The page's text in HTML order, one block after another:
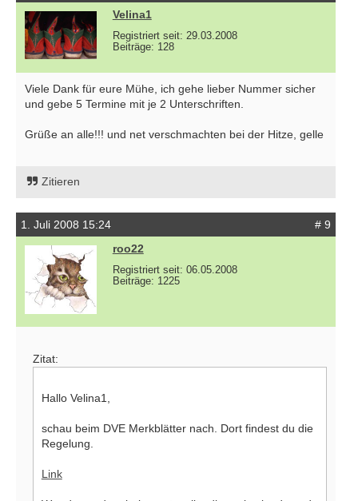
Velina1
Registriert seit: 29.03.2008
Beiträge: 128
Viele Dank für eure Mühe, ich gehe lieber Nummer sicher
und gebe 5 Termine mit je 2 Unterschriften.
Grüße an alle!!! und net verschmachten bei der Hitze, gelle
Zitieren
1. Juli 2008 15:24
# 9
roo22
Registriert seit: 06.05.2008
Beiträge: 1225
Zitat:
Hallo Velina1,
schau beim DVE Merkblätter nach. Dort findest du die
Regelung.
Link